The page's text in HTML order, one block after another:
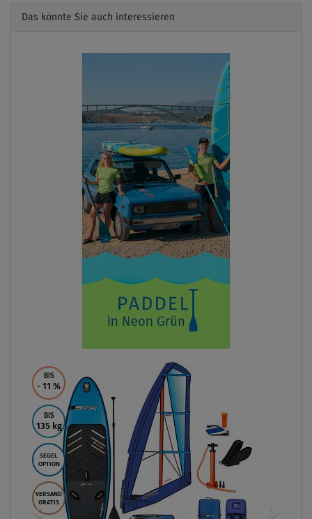
Das könnte Sie auch interessieren
BIS
- 11 %
BIS
135 kg
SEGEL
OPTION
VERSAND
GRATIS